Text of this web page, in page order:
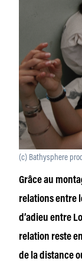
(c) Bathysphere
Grâce au
relations entre
d’adieu entre
relation reste
de la distance